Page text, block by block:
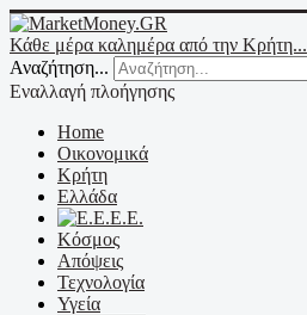
Κάθε μέρα καλημέρα από την Κρήτη...
Αναζήτηση...
Εναλλαγή πλοήγησης
Home
Οικονομικά
Κρήτη
Ελλάδα
Ε.Ε.
Κόσμος
Απόψεις
Τεχνολογία
Υγεία